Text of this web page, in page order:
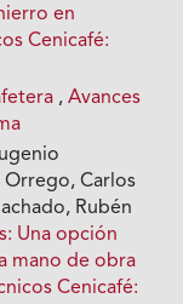
en
Cenicafé:
,Avances
Orrego, Carlos
Rubén
Una opción
mano de obra
Cenicafé: